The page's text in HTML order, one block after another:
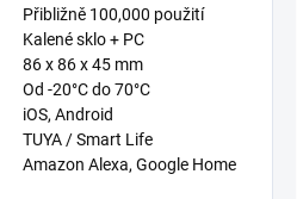
Přibližně 100,000 použití
Kalené sklo + PC
86 x 86 x 45 mm
Od -20°C do 70°C
iOS, Android
TUYA / Smart Life
Amazon Alexa, Google Home